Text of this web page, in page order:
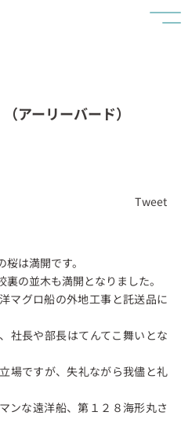
アーリーバード）
Tweet
は満開です。
の並木も満開となりました。
マグロ船の外地工事と託送品に
社長や部長はてんてこ舞いとな
場ですが、失礼ながら我儘と礼
ンな遠洋船、第１２８海形丸さ